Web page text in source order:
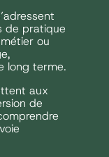
de pratique
ou
long terme.
aux
de